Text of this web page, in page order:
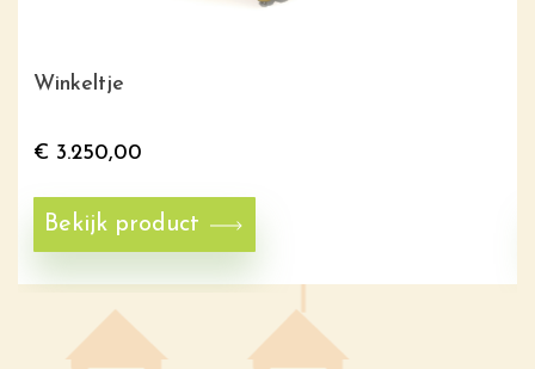
Winkeltje
€ 3.250,00
Bekijk product